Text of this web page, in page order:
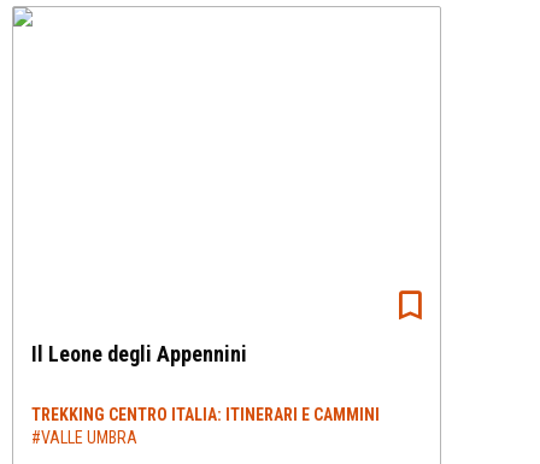
Il Leone degli Appennini
TREKKING CENTRO ITALIA: ITINERARI E CAMMINI
#VALLE UMBRA